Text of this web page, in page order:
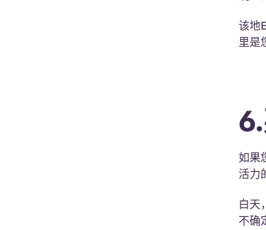
该地
里是
如果
活力
白天
不确